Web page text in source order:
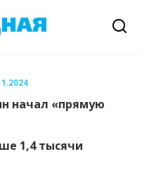
начал «прямую
1,4 тысячи